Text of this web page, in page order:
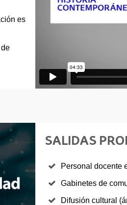
es
SALIDAS
Personal docente
Gabinetes de
Difusión cultural